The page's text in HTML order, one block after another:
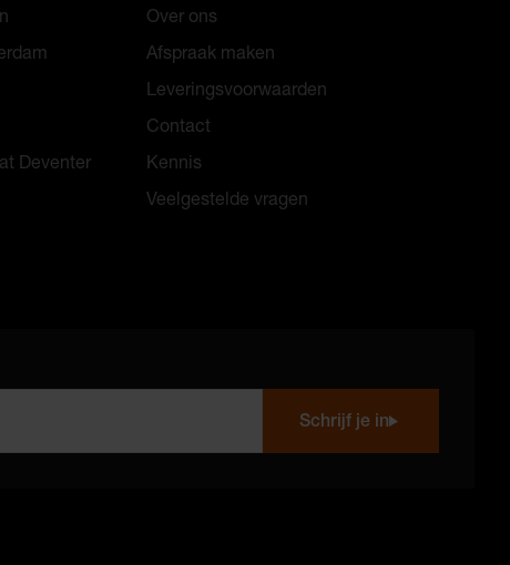
Deventer
Over ons
Afspraak maken
Leveringsvoorwaarden
Contact
Kennis
Veelgestelde vragen
Schrijf je in